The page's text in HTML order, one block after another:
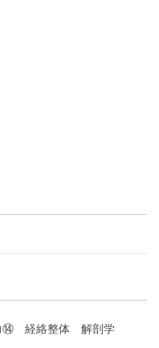
⑭ 経絡整体 解剖学